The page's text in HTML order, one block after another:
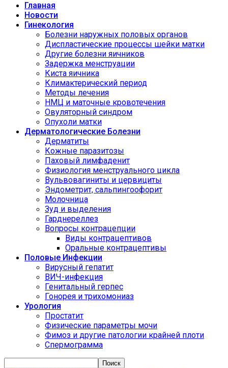
Главная
Новости
Гинекология
Болезни наружных половых органов
Диспластические процессы шейки матки
Другие болезни яичников
Задержка менструации
Киста яичника
Климактерический период
Методы лечения
НМЦ и маточные кровотечения
Овуляторный синдром
Опухоли матки
Дерматологические Болезни
Дерматиты
Кожные паразитозы
Паховый лимфаденит
Физиология менструального цикла
Вульвовагиниты и цервициты
Эндометрит, сальпингоофорит
Молочница
Зуд и выделения
Гарднереллез
Вопросы контрацепции
Виды контрацептивов
Оральные контрацептивы
Половые Инфекции
Вирусный гепатит
ВИЧ-инфекция
Генитальный герпес
Гонорея и трихомониаз
Урология
Простатит
Физические параметры мочи
Фимоз и другие патологии крайней плоти
Спермограмма